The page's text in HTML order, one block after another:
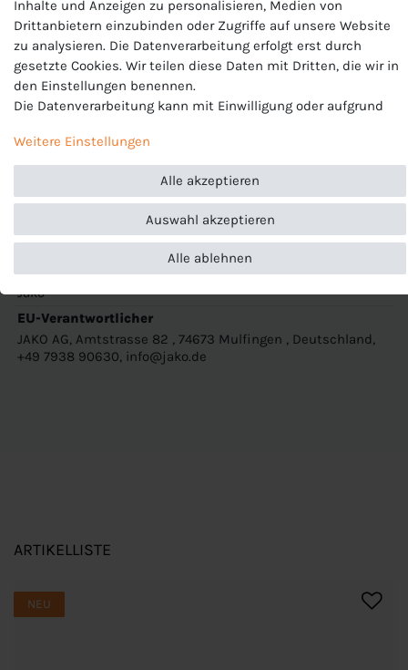
an die Oberfläche des Stoffes. So gewährleistet KEEP DRY,
dass das Material sehr schnell trocknet und Du beim
Sport nicht auskühlst.
Materialart:Polyester-Interlock
Zusammensetzung: 100 % Polyester (recycelt)
Ohne Innenslip
Elastischer Bund mit Kordelzug
Kontrasteinsatz in Wabenstruktur
J-4423-K
Hersteller
Jako
EU-Verantwortlicher
JAKO AG, Amtstrasse 82 , 74673 Mulfingen , Deutschland,
+49 7938 90630, info@jako.de
ARTIKELLISTE
NEU
Inhalte und Anzeigen zu personalisieren, Medien von
Drittanbietern einzubinden oder Zugriffe auf unsere Website
zu analysieren. Die Datenverarbeitung erfolgt erst durch
gesetzte Cookies. Wir teilen diese Daten mit Dritten, die wir in
den Einstellungen benennen.
Die Datenverarbeitung kann mit Einwilligung oder aufgrund
erteilt oder abgelehnt werden. Es besteht das Recht, nicht
einzuwilligen und die Einwilligung zu einem späteren
Zeitpunkt zu ändern oder zu widerrufen. Beachten Sie unser
Impressumund weitere Hinweise zur Verwendung
personenbezogener Daten in unsererDaten­schutz­erklärung
Weitere Einstellungen
Alle akzeptieren
Alle ablehnen
Auswahl akzeptieren